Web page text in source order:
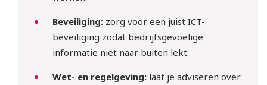
Beveiliging: zorg voor een juist ICT-
beveiliging zodat bedrijfsgevoelige
informatie niet naar buiten lekt.
Wet- en regelgeving: laat je adviseren over